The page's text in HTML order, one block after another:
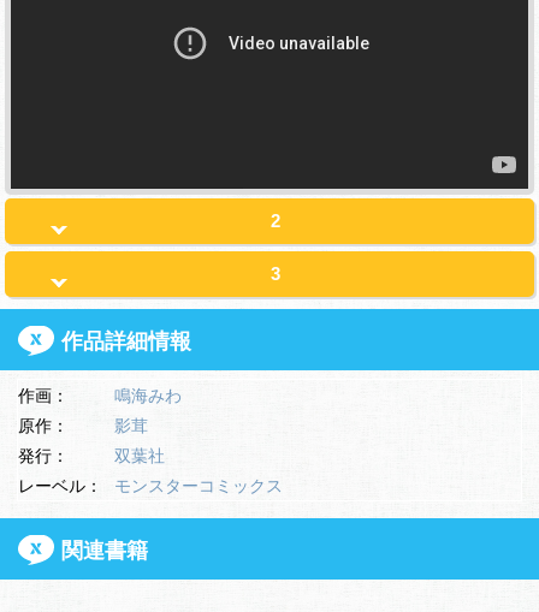
2
3
作品詳細情報
作画：
鳴海みわ
原作：
影茸
発行：
双葉社
レーベル：
モンスターコミックス
関連書籍